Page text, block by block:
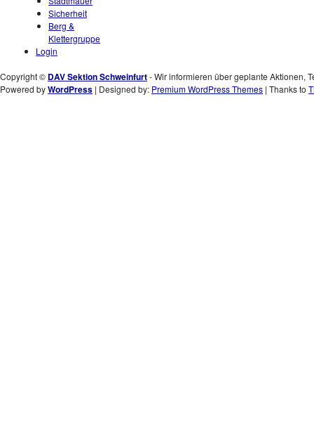
Sicherheit
Berg &
Klettergruppe
Login
Copyright © DAV Sektion Schweinfurt- Wir informieren über geplante Aktionen,
Powered byWordPress | Designed by: Premium WordPress Themes | Thanks to